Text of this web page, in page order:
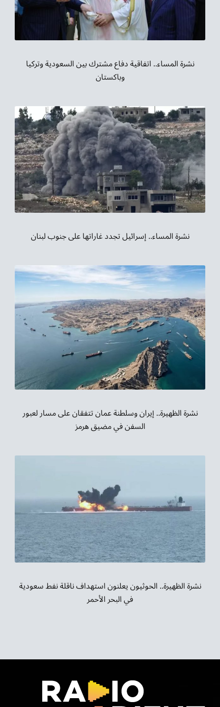
نشرة المساء.. اتفاقية دفاع مشترك بين السعودية وتركيا
وباكستان
نشرة المساء.. إسرائيل تجدد غاراتها على جنوب لبنان
نشرة الظهيرة.. إيران وسلطنة عمان تتفقان على مسار لعبور
السفن في مضيق هرمز
نشرة الظهيرة.. الحوثيون يعلنون استهداف ناقلة نفط سعودية
في البحر الأحمر